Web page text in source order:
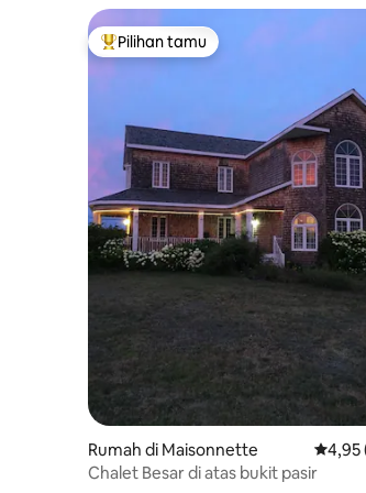
Pilihan tamu terpopuler
Pilihan tamu
Rumah di Maisonnette Nilai4,95
Chalet Besar di atas bukit pasir